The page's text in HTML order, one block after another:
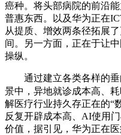
癌种。将头部病院的前沿
普惠东西。以及华为正在
从提质、增效两条径拓展
间。另一方面，正在于让
操纵。
通过建立各类各样的垂
景中，异地就诊成本高、耗
解医疗行业持久存正在的“
反复开辟成本高、AI使用
价值，据引见，华为正在